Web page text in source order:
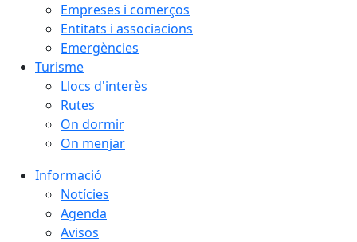
Empreses i comerços
Entitats i associacions
Emergències
Turisme
Llocs d'interès
Rutes
On dormir
On menjar
Informació
Notícies
Agenda
Avisos